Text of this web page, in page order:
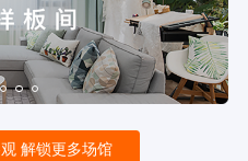
解锁更多场馆